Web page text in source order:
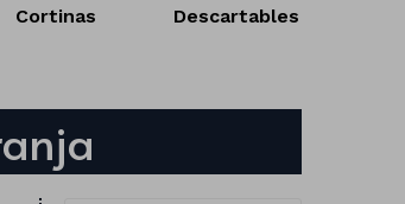
Cortinas Descartables